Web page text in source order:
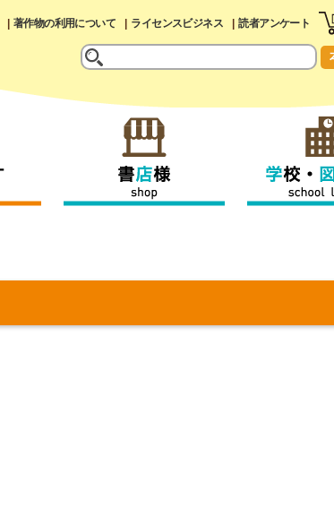
著作物の利用について ライセンスビジネス 読者アンケート